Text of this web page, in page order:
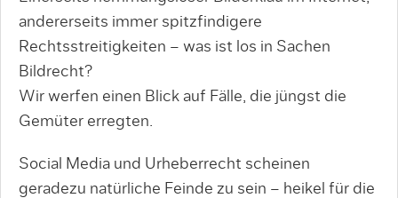
andererseits immer spitzfindigere
Rechtsstreitigkeiten – was ist los in Sachen
Bildrecht?
Wir werfen einen Blick auf Fälle, die jüngst die
Gemüter erregten.
Social Media und Urheberrecht scheinen
geradezu natürliche Feinde zu sein – heikel für die